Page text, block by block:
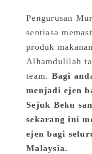
Pengurusan
sentiasa
produk
Alhamdulilah
team. Bagi
menjadi ejen
Sejuk Beku
sekarang ini
ejen bagi
Malaysia.